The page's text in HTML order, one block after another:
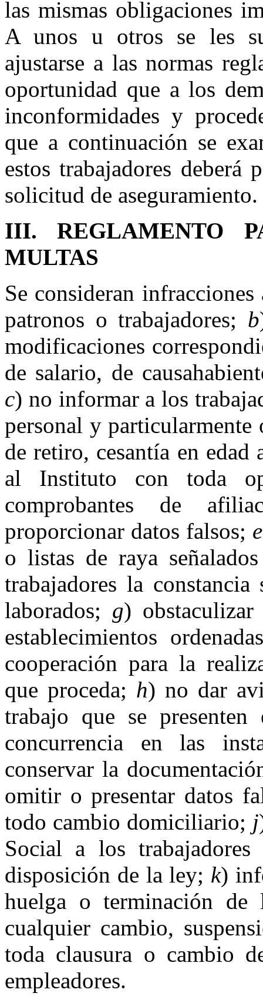
las mismas obligaciones
A unos u otros se les
ajustarse a las normas
oportunidad que a los
inconformidades y
que a continuación se
estos trabajadores deberá
solicitud de aseguramiento.
III. REGLAMENTO
MULTAS
Se consideran
patronos o trabajadores; b
modificaciones
de salario, de
c) no informar a los
personal y particularmente
de retiro, cesantía en
al Instituto con toda
comprobantes de
proporcionar datos falsos; e
o listas de raya
trabajadores la
laborados; g)
establecimientos
cooperación para la
que proceda; h) no dar
trabajo que se
concurrencia en las
conservar la
omitir o presentar datos
todo cambio domiciliario; j
Social a los
disposición de la ley; k)
huelga o terminación
cualquier cambio,
toda clausura o cambio
empleadores.